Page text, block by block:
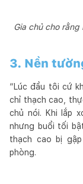
Gia chủ cho
3. Nền
“Lúc đầu tôi cứ
chỉ thạch cao,
chủ nói. Khi lắp
nhưng buổi tối
thạch cao bị
phòng.